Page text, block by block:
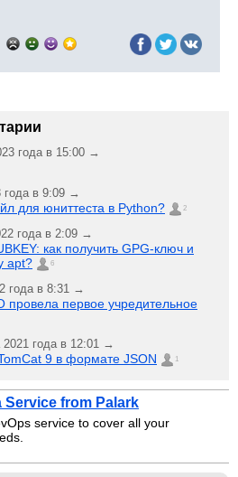
года в 15:00 →
года в 9:09 →
для юниттеста в Python? 2
года в 2:09 →
как получить GPG-ключ и
apt?
6
года в 8:31 →
первое учредительное
2021 года в 12:01 →
9 в формате JSON 1
Service from Palark
service to cover all your